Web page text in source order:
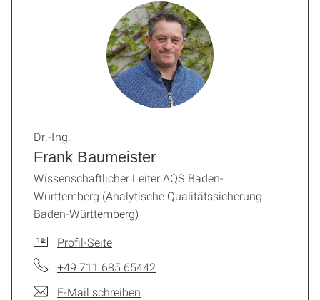
Frank Baumeister
Dr.-Ing.
Wissenschaftlicher Leiter AQS Baden-
Württemberg (Analytische Qualitätssicherung
Baden-Württemberg)
Profil-Seite
+49 711 685 65442
E-Mail schreiben